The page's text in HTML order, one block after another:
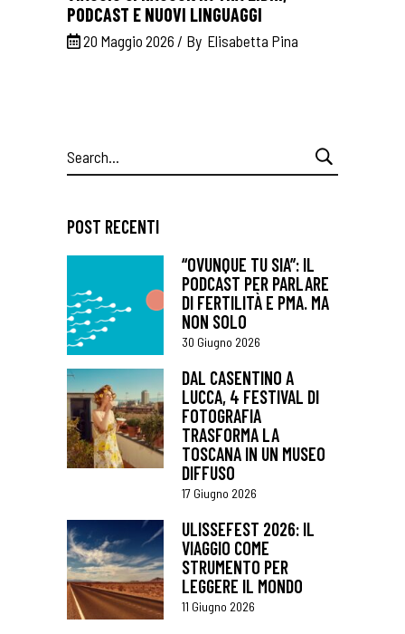
PODCAST E NUOVI LINGUAGGI
20 Maggio 2026 By Elisabetta Pina
Search
for:
POST RECENTI
“OVUNQUE TU SIA”: IL
PODCAST PER PARLARE
DI FERTILITÀ E PMA. MA
NON SOLO
30 Giugno 2026
DAL CASENTINO A
LUCCA, 4 FESTIVAL DI
FOTOGRAFIA
TRASFORMA LA
TOSCANA IN UN MUSEO
DIFFUSO
17 Giugno 2026
ULISSEFEST 2026: IL
VIAGGIO COME
STRUMENTO PER
LEGGERE IL MONDO
11 Giugno 2026